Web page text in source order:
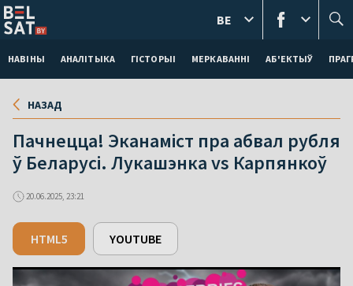
НАВІНЫ АНАЛІТЫКА ГІСТОРЫІ МЕРКАВАННI АБ'ЕКТЫЎ
BE
НАЗАД
Пачнецца! Эканаміст пра абвал рубля
ў Беларусі. Лукашэнка vs Карпянкоў
20.06.2025, 23:21
HTML5 YOUTUBE